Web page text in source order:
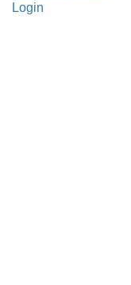
Login